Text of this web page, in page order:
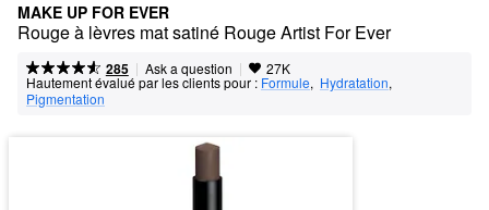
MAKE UP FOR EVER
Rouge à lèvres mat satiné Rouge Artist For Ever
285 | Ask a question | 27K
Hautement évalué par les clients pour : Formule, Hydratation,
Pigmentation